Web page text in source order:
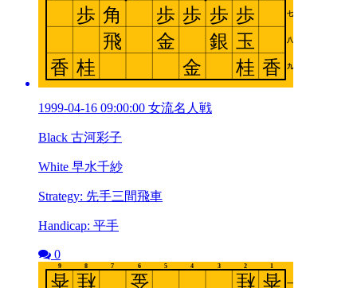
1999-04-16 09:00:00 女流名人戦
Black 古河彩子
White 早水千紗
Strategy: 先手三間飛車
Handicap: 平手
0